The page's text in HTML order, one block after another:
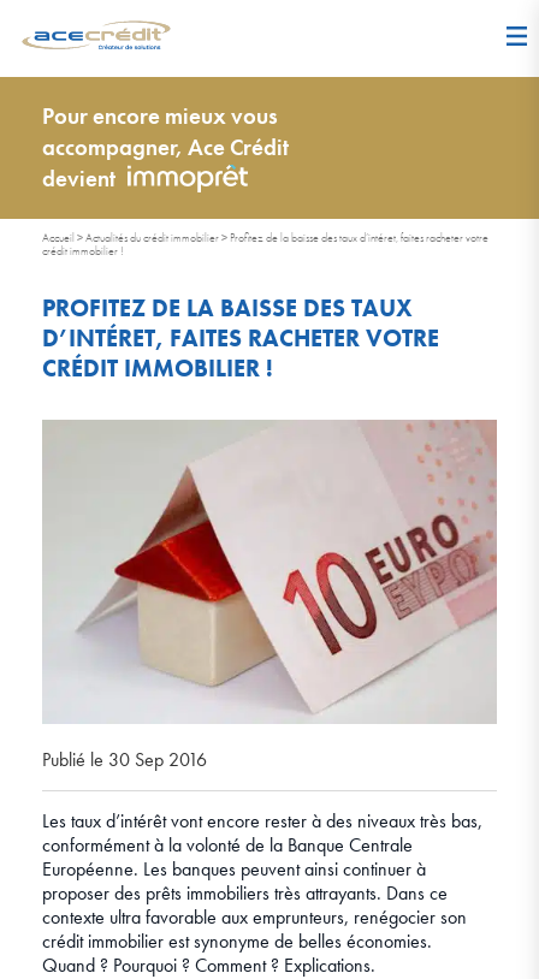
Pour encore mieux vous
accompagner, Ace Crédit
devient
Accueil >Actualités du crédit immobilier> Profitez de la baisse des taux d’intéret, faites racheter votre
crédit immobilier !
PROFITEZ DE LA BAISSE DES TAUX
D’INTÉRET, FAITES RACHETER VOTRE
CRÉDIT IMMOBILIER !
Publié le 30 Sep 2016
Les taux d’intérêt vont encore rester à des niveaux très bas,
conformément à la volonté de la Banque Centrale
Européenne. Les banques peuvent ainsi continuer à
proposer des prêts immobiliers très attrayants. Dans ce
contexte ultra favorable aux emprunteurs, renégocier son
crédit immobilier est synonyme de belles économies.
Quand ? Pourquoi ? Comment ? Explications.